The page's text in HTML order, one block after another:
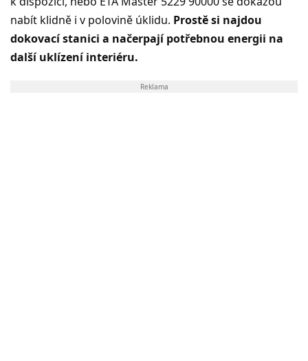
nabít klidně i v polovině úklidu. Prostě si najdou
dokovací stanici a načerpají potřebnou energii na
další uklízení interiéru.
Reklama